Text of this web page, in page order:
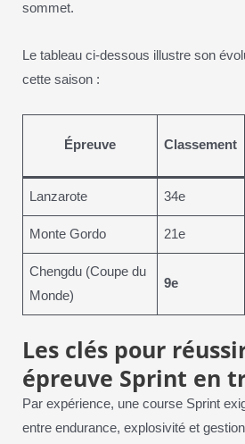
sommet.
Le tableau ci-dessous illustre son
cette saison :
Épreuve Classement
Lanzarote 34e
Monte Gordo 21e
Chengdu (Coupe du
Monde)
9e
Les clés pour
épreuve Sprint en
Par expérience, une course Sprint
entre endurance, explosivité et